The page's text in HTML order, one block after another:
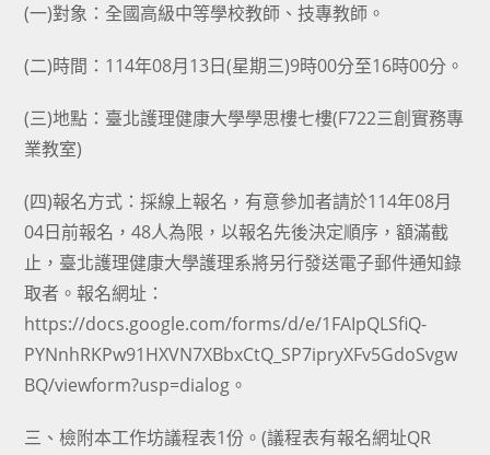
(一)對象：全國高級中等學校教師、技專教師。
(二)時間：114年08月13日(星期三)9時00分至16時00分。
(三)地點：臺北護理健康大學學思樓七樓(F722三創實務專
業教室)
(四)報名方式：採線上報名，有意參加者請於114年08月
04日前報名，48人為限，以報名先後決定順序，額滿截
止，臺北護理健康大學護理系將另行發送電子郵件通知錄
取者。報名網址：
https://docs.google.com/forms/d/e/1FAIpQLSfiQ-
PYNnhRKPw91HXVN7XBbxCtQ_SP7ipryXFv5GdoSvgw
BQ/viewform?usp=dialog。
三、檢附本工作坊議程表1份。(議程表有報名網址QR